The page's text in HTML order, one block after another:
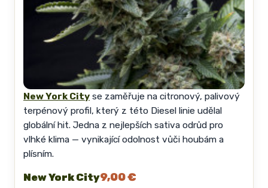
New York City se zaměřuje na citronový, palivový
terpénový profil, který z této Diesel linie udělal
globální hit. Jedna z nejlepších sativa odrůd pro
vlhké klima — vynikající odolnost vůči houbám a
plísním.
New York City9,00 €